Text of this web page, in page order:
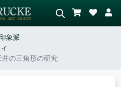
AI画像検索
印象派
の三角形の研究